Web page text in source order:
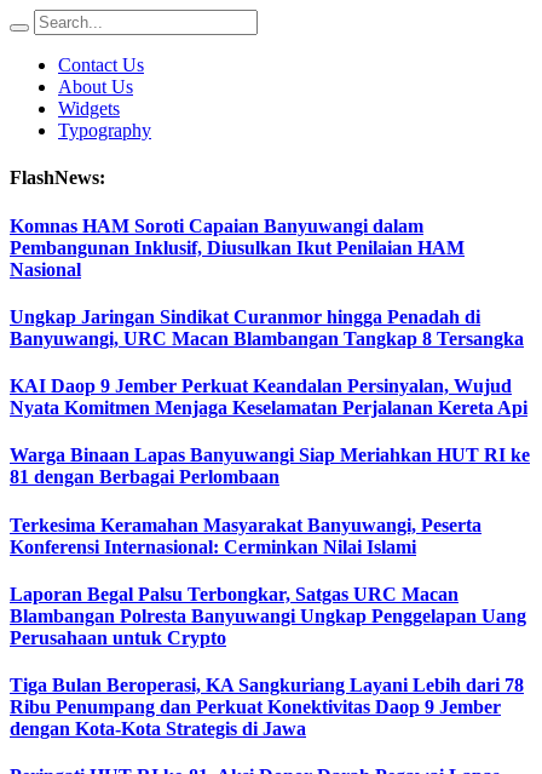
Contact Us
About Us
Widgets
Typography
FlashNews:
Komnas HAM Soroti Capaian Banyuwangi dalam
Pembangunan Inklusif, Diusulkan Ikut Penilaian HAM
Nasional
Ungkap Jaringan Sindikat Curanmor hingga Penadah di
Banyuwangi, URC Macan Blambangan Tangkap 8 Tersangka
KAI Daop 9 Jember Perkuat Keandalan Persinyalan, Wujud
Nyata Komitmen Menjaga Keselamatan Perjalanan Kereta Api
Warga Binaan Lapas Banyuwangi Siap Meriahkan HUT RI ke
81 dengan Berbagai Perlombaan
Terkesima Keramahan Masyarakat Banyuwangi, Peserta
Konferensi Internasional: Cerminkan Nilai Islami
Laporan Begal Palsu Terbongkar, Satgas URC Macan
Blambangan Polresta Banyuwangi Ungkap Penggelapan Uang
Perusahaan untuk Crypto
Tiga Bulan Beroperasi, KA Sangkuriang Layani Lebih dari 78
Ribu Penumpang dan Perkuat Konektivitas Daop 9 Jember
dengan Kota-Kota Strategis di Jawa